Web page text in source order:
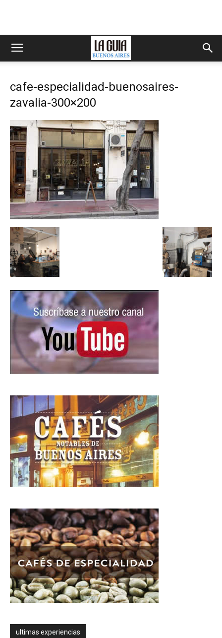
cafe-especialidad-buenosaires-
zavalia-300×200
ultimas experiencias